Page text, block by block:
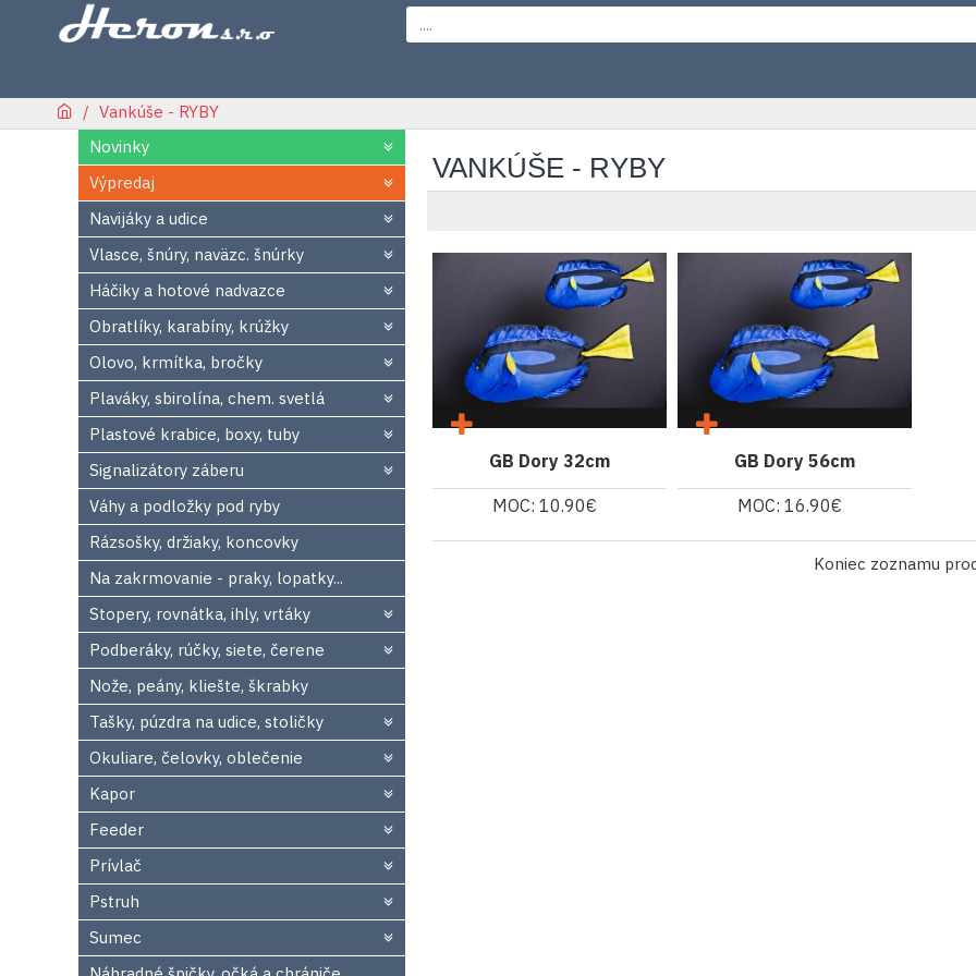
Vankúše - RYBY
Novinky
Výpredaj
Navijáky a udice
Vlasce, šnúry, naväzc. šnúrky
Háčiky a hotové nadvazce
Obratlíky, karabíny, krúžky
Olovo, krmítka, bročky
Plaváky, sbirolína, chem. svetlá
Plastové krabice, boxy, tuby
Signalizátory záberu
Váhy a podložky pod ryby
Rázsošky, držiaky, koncovky
Na zakrmovanie - praky, lopatky...
Stopery, rovnátka, ihly, vrtáky
Podberáky, rúčky, siete, čerene
Nože, peány, kliešte, škrabky
Tašky, púzdra na udice, stoličky
Okuliare, čelovky, oblečenie
Kapor
Feeder
Prívlač
Pstruh
Sumec
VANKÚŠE - RYBY
GB Dory 32cm
MOC: 10.90€
GB Dory 56cm
MOC: 16.90€
Koniec zoznamu